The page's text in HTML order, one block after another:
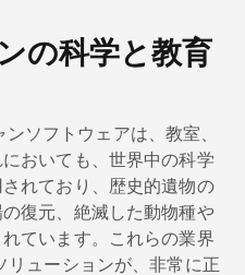
の科学と教育
ソフトウェアは、教室、
おいても、世界中の科学
れており、歴史的遺物の
復元、絶滅した動物種や
ています。これらの業界
リューションが、非常に正